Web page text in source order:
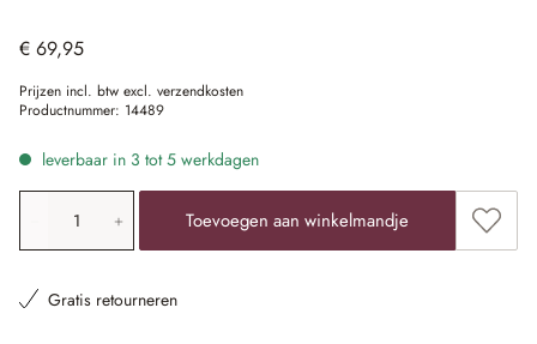
€ 69,95
Prijzen incl. btw excl. verzendkosten
Productnummer: 14489
leverbaar in 3 tot 5 werkdagen
Producthoeveelheid: voer de gewenste waarde in of
Toevoegen aan winkelmandje
Gratis retourneren